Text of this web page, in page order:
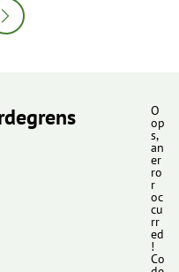
O
op
s,
an
er
ro
r
oc
cu
rr
ed
!
Co